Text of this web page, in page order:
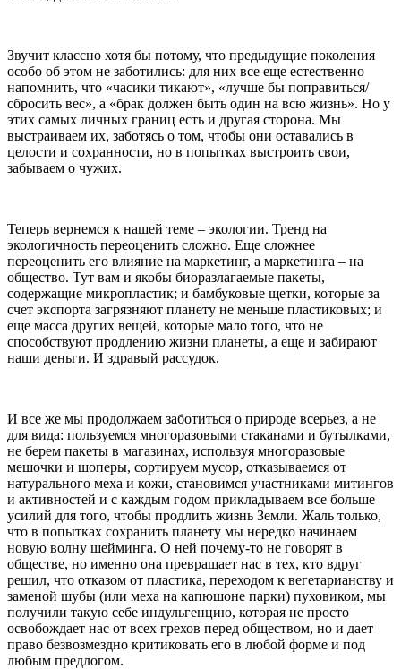
Звучит классно хотя бы потому, что предыдущие поколения
особо об этом не заботились: для них все еще естественно
напомнить, что «часики тикают», «лучше бы поправиться/
сбросить вес», а «брак должен быть один на всю жизнь». Но у
этих самых личных границ есть и другая сторона. Мы
выстраиваем их, заботясь о том, чтобы они оставались в
целости и сохранности, но в попытках выстроить свои,
забываем о чужих.
Теперь вернемся к нашей теме – экологии. Тренд на
экологичность переоценить сложно. Еще сложнее
переоценить его влияние на маркетинг, а маркетинга – на
общество. Тут вам и якобы биоразлагаемые пакеты,
содержащие микропластик; и бамбуковые щетки, которые за
счет экспорта загрязняют планету не меньше пластиковых; и
еще масса других вещей, которые мало того, что не
способствуют продлению жизни планеты, а еще и забирают
наши деньги. И здравый рассудок.
И все же мы продолжаем заботиться о природе всерьез, а не
для вида: пользуемся многоразовыми стаканами и бутылками,
не берем пакеты в магазинах, используя многоразовые
мешочки и шоперы, сортируем мусор, отказываемся от
натурального меха и кожи, становимся участниками митингов
и активностей и с каждым годом прикладываем все больше
усилий для того, чтобы продлить жизнь Земли. Жаль только,
что в попытках сохранить планету мы нередко начинаем
новую волну шейминга. О ней почему-то не говорят в
обществе, но именно она превращает нас в тех, кто вдруг
решил, что отказом от пластика, переходом к вегетарианству и
заменой шубы (или меха на капюшоне парки) пуховиком, мы
получили такую себе индульгенцию, которая не просто
освобождает нас от всех грехов перед обществом, но и дает
право безвозмездно критиковать его в любой форме и под
любым предлогом.